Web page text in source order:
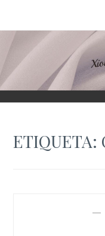
contenido
XIOMY
ETIQUETA:
—